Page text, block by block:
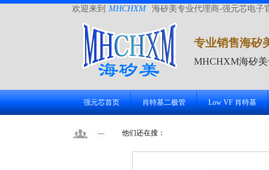
欢迎来到 MHCHXM 海矽美专业代理商-强元芯电子
专业销售海矽
MHCHXM海矽
强元芯首页 肖特基二极管 Low VF 肖特基
他们还在搜：